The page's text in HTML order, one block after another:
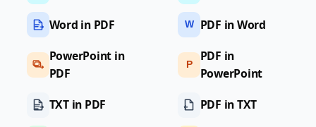
Word in PDF
PowerPoint in
PDF
TXT in PDF
W PDF in Word
P
PDF in
PowerPoint
PDF in TXT